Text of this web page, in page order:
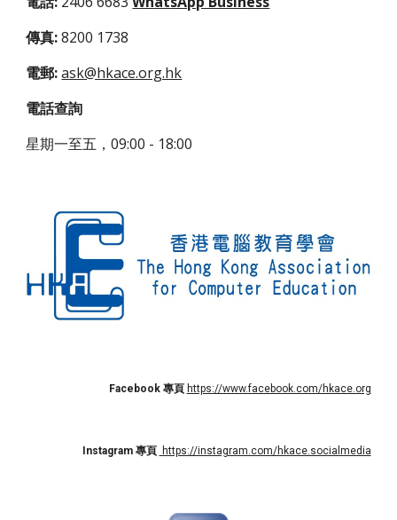
傳真:8200 1738
電郵:ask@hkace.org.hk
電話查詢
星期一至五，09:00 - 18:00
Facebook 專頁 https://www.facebook.com/hkace.org
Instagram專頁 https://instagram.com/hkace.socialmedia